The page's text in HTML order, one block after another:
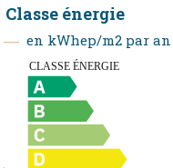
Classe énergie
en kWhep/m2 par an